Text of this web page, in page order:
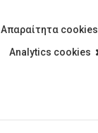
Απαραίτητα cookies
Analytics cookies